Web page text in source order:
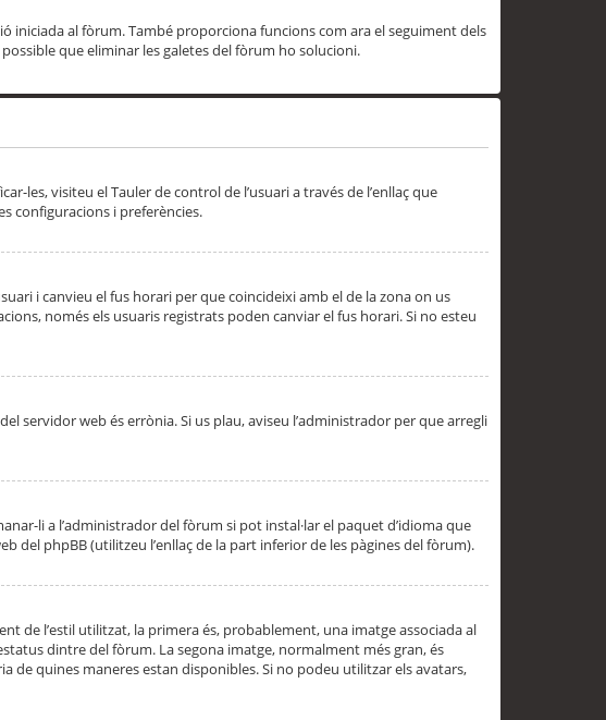
iniciada al fòrum. També proporciona funcions com ara el seguiment dels
que eliminar les galetes del fòrum ho solucioni.
les, visiteu el Tauler de control de l’usuari a través de l’enllaç que
configuracions i preferències.
i canvieu el fus horari per que coincideixi amb el de la zona on us
només els usuaris registrats poden canviar el fus horari. Si no esteu
servidor web és errònia. Si us plau, aviseu l’administrador per que arregli
li a l’administrador del fòrum si pot instal·lar el paquet d’idioma que
del phpBB (utilitzeu l’enllaç de la part inferior de les pàgines del fòrum).
de l’estil utilitzat, la primera és, probablement, una imatge associada al
dintre del fòrum. La segona imatge, normalment més gran, és
de quines maneres estan disponibles. Si no podeu utilitzar els avatars,